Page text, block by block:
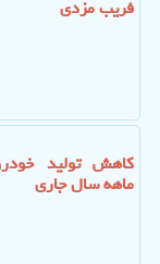
فریب مزدی
ماهه سال جاری